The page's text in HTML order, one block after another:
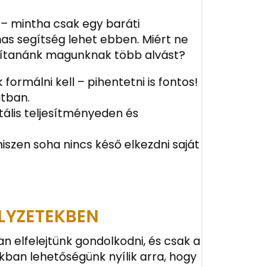
mintha csak egy baráti
segítség lehet ebben. Miért ne
magunknak több alvást?
formálni kell – pihentetni is fontos!
teljesítményeden és
soha nincs késő elkezdni saját
elfelejtünk gondolkodni, és csak a
lehetőségünk nyílik arra, hogy